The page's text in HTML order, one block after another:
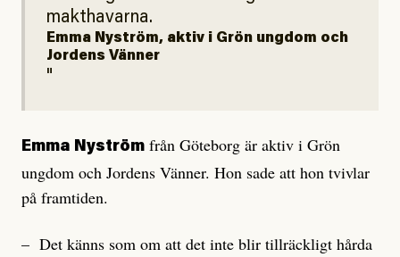
makthavarna.
Emma Nyström, aktiv i Grön ungdom och
Jordens Vänner
Emma Nyström från Göteborg är aktiv i Grön
ungdom och Jordens Vänner. Hon sade att hon tvivlar
på framtiden.
– Det känns som om att det inte blir tillräckligt hårda